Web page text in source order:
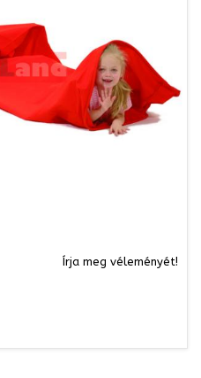
Írja meg véleményét!